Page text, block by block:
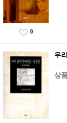
0
우
상